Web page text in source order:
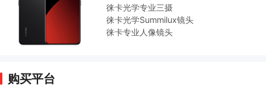
徕卡光学专业三摄
徕卡光学Summilux镜头
徕卡专业人像镜头
购买平台